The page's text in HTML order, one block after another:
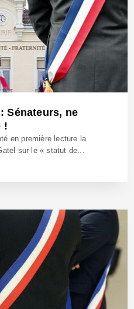
: Sénateurs, ne
!
en première lecture la
sur le « statut de...